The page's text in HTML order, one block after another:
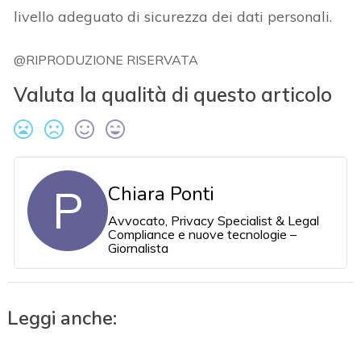
livello adeguato di sicurezza dei dati personali.
@RIPRODUZIONE RISERVATA
Valuta la qualità di questo articolo
P Chiara Ponti
Avvocato, Privacy Specialist & Legal
Compliance e nuove tecnologie –
Giornalista
Leggi anche: